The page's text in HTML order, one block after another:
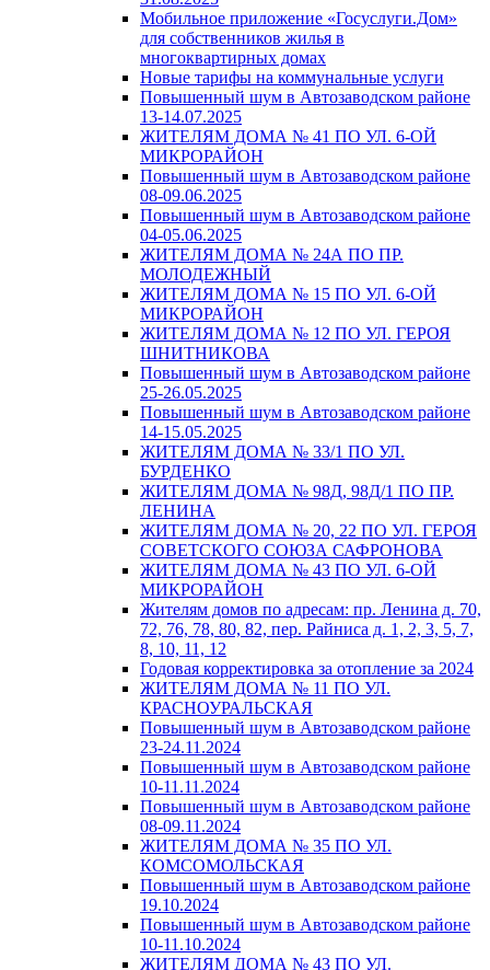
Мобильное приложение «Госуслуги.Дом»
для собственников жилья в
многоквартирных домах
Новые тарифы на коммунальные услуги
Повышенный шум в Автозаводском районе
13-14.07.2025
ЖИТЕЛЯМ ДОМА № 41 ПО УЛ. 6-ОЙ
МИКРОРАЙОН
Повышенный шум в Автозаводском районе
08-09.06.2025
Повышенный шум в Автозаводском районе
04-05.06.2025
ЖИТЕЛЯМ ДОМА № 24А ПО ПР.
МОЛОДЕЖНЫЙ
ЖИТЕЛЯМ ДОМА № 15 ПО УЛ. 6-ОЙ
МИКРОРАЙОН
ЖИТЕЛЯМ ДОМА № 12 ПО УЛ. ГЕРОЯ
ШНИТНИКОВА
Повышенный шум в Автозаводском районе
25-26.05.2025
Повышенный шум в Автозаводском районе
14-15.05.2025
ЖИТЕЛЯМ ДОМА № 33/1 ПО УЛ.
БУРДЕНКО
ЖИТЕЛЯМ ДОМА № 98Д, 98Д/1 ПО ПР.
ЛЕНИНА
ЖИТЕЛЯМ ДОМА № 20, 22 ПО УЛ. ГЕРОЯ
СОВЕТСКОГО СОЮЗА САФРОНОВА
ЖИТЕЛЯМ ДОМА № 43 ПО УЛ. 6-ОЙ
МИКРОРАЙОН
Жителям домов по адресам: пр. Ленина д. 70,
72, 76, 78, 80, 82, пер. Райниса д. 1, 2, 3, 5, 7,
8, 10, 11, 12
Годовая корректировка за отопление за 2024
ЖИТЕЛЯМ ДОМА № 11 ПО УЛ.
КРАСНОУРАЛЬСКАЯ
Повышенный шум в Автозаводском районе
23-24.11.2024
Повышенный шум в Автозаводском районе
10-11.11.2024
Повышенный шум в Автозаводском районе
08-09.11.2024
ЖИТЕЛЯМ ДОМА № 35 ПО УЛ.
КОМСОМОЛЬСКАЯ
Повышенный шум в Автозаводском районе
19.10.2024
Повышенный шум в Автозаводском районе
10-11.10.2024
ЖИТЕЛЯМ ДОМА № 43 ПО УЛ.